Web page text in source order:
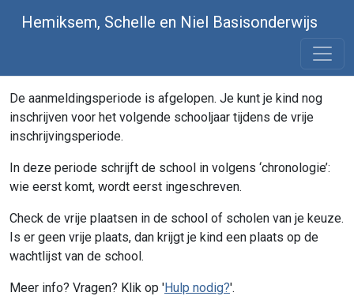
Hemiksem, Schelle en Niel Basisonderwijs
De aanmeldingsperiode is afgelopen. Je kunt je kind nog
inschrijven voor het volgende schooljaar tijdens de vrije
inschrijvingsperiode.
In deze periode schrijft de school in volgens ‘chronologie’:
wie eerst komt, wordt eerst ingeschreven.
Check de vrije plaatsen in de school of scholen van je keuze.
Is er geen vrije plaats, dan krijgt je kind een plaats op de
wachtlijst van de school.
Meer info? Vragen? Klik op 'Hulp nodig?'.